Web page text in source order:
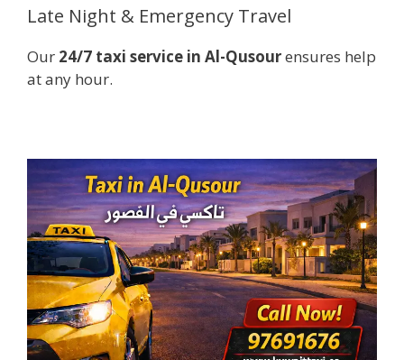
Late Night & Emergency Travel
Our 24/7 taxi service in Al-Qusourensures help
at any hour.